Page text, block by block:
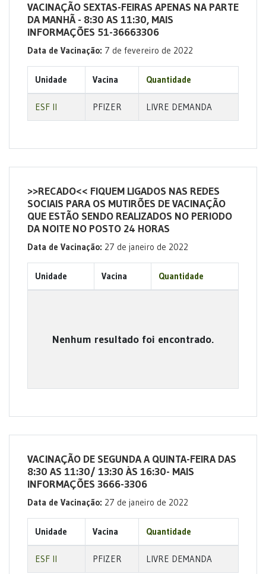
VACINAÇÃO SEXTAS-FEIRAS APENAS NA PARTE
DA MANHÃ - 8:30 AS 11:30, MAIS
INFORMAÇÕES 51-36663306
Data de Vacinação: 7 de fevereiro de 2022
Unidade Vacina Quantidade
ESF II PFIZER LIVRE DEMANDA
>>RECADO<< FIQUEM LIGADOS NAS REDES
SOCIAIS PARA OS MUTIRÕES DE VACINAÇÃO
QUE ESTÃO SENDO REALIZADOS NO PERIODO
DA NOITE NO POSTO 24 HORAS
Data de Vacinação: 27 de janeiro de 2022
Unidade Vacina Quantidade
Nenhum resultado foi encontrado.
VACINAÇÃO DE SEGUNDA A QUINTA-FEIRA DAS
8:30 AS 11:30/ 13:30 ÀS 16:30- MAIS
INFORMAÇÕES 3666-3306
Data de Vacinação: 27 de janeiro de 2022
Unidade Vacina Quantidade
ESF II PFIZER LIVRE DEMANDA